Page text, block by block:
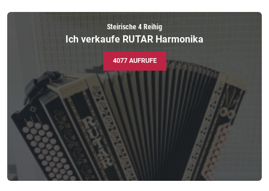
Steirische 4 Reihig
Ich verkaufe RUTAR Harmonika
4077 AUFRUFE